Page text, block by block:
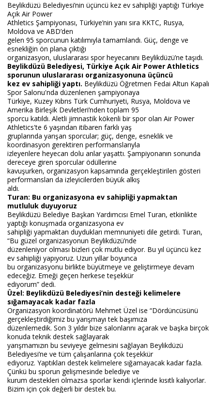
Beylikdüzü Belediyesi’nin üçüncü kez ev sahipliği yaptığı Türkiye
Açık Air Power
Athletics Şampiyonası, Türkiye’nin yanı sıra KKTC, Rusya,
Moldova ve ABD’den
gelen 95 sporcunun katılımıyla tamamlandı. Güç, denge ve
esnekliğin ön plana çıktığı
organizasyon, uluslararası spor heyecanını Beylikdüzü’ne taşıdı.
Beylikdüzü Belediyesi, Türkiye Açık Air Power Athletics
sporunun uluslararası organizasyonuna üçüncü
kez ev sahipliği yaptı. Beylikdüzü Öğretmen Fedai Altun Kapalı
Spor Salonu'nda düzenlenen şampiyonaya
Türkiye, Kuzey Kıbrıs Türk Cumhuriyeti, Rusya, Moldova ve
Amerika Birleşik Devletleri’nden toplam 95
sporcu katıldı. Aletli jimnastik kökenli bir spor olan Air Power
Athletics'te 6 yaşından itibaren farklı yaş
gruplarında yarışan sporcular; güç, denge, esneklik ve
koordinasyon gerektiren performanslarıyla
izleyenlere heyecan dolu anlar yaşattı. Şampiyonanın sonunda
dereceye giren sporcular ödüllerine
kavuşurken, organizasyon kapsamında gerçekleştirilen gösteri
performansları da izleyicilerden büyük alkış
aldı.
Turan: Bu organizasyona ev sahipliği yapmaktan
mutluluk duyuyoruz
Beylikdüzü Belediye Başkan Yardımcısı Emel Turan, etkinlikte
yaptığı konuşmada organizasyona ev
sahipliği yapmaktan duydukları memnuniyeti dile getirdi. Turan,
“Bu güzel organizasyonun Beylikdüzü’nde
düzenleniyor olması bizleri çok mutlu ediyor. Bu yıl üçüncü kez
ev sahipliği yapıyoruz. Uzun yıllar boyunca
bu organizasyonu birlikte büyütmeye ve geliştirmeye devam
edeceğiz. Emeği geçen herkese teşekkür
ediyorum” dedi.
Üzel: Beylikdüzü Belediyesi’nin desteği kelimelere
sığamayacak kadar fazla
Organizasyon koordinatörü Mehmet Üzel ise “Dördüncüsünü
gerçekleştirdiğimiz bu yarışmayı tek başımıza
düzenlemedik. Son 3 yıldır bize salonlarını açarak ve başka birçok
konuda teknik destek sağlayarak
yarışmamızın bu seviyeye gelmesini sağlayan Beylikdüzü
Belediyesi’ne ve tüm çalışanlarına çok teşekkür
ediyoruz. Yaptıkları destek kelimelere sığamayacak kadar fazla.
Çünkü bu sporun gelişmesinde belediye ve
kurum destekleri olmazsa sporlar kendi içlerinde kısıtlı kalıyorlar.
Bizim için çok değerli bir destek bu.